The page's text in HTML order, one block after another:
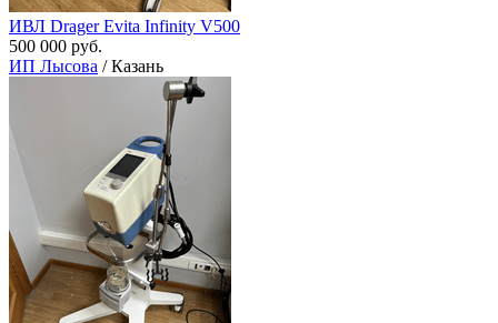
ИВЛ Drager Evita Infinity V500
500 000 руб.
ИП Лысова / Казань